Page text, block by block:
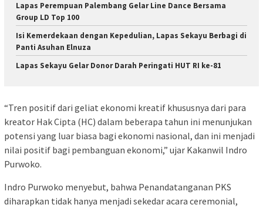
Lapas Perempuan Palembang Gelar Line Dance Bersama
Group LD Top 100
Isi Kemerdekaan dengan Kepedulian, Lapas Sekayu Berbagi di
Panti Asuhan Elnuza
Lapas Sekayu Gelar Donor Darah Peringati HUT RI ke-81
“Tren positif dari geliat ekonomi kreatif khususnya dari para
kreator Hak Cipta (HC) dalam beberapa tahun ini menunjukan
potensi yang luar biasa bagi ekonomi nasional, dan ini menjadi
nilai positif bagi pembanguan ekonomi,” ujar Kakanwil Indro
Purwoko.
Indro Purwoko menyebut, bahwa Penandatanganan PKS
diharapkan tidak hanya menjadi sekedar acara ceremonial,